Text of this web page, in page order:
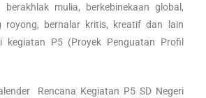
mulia, berkebinekaan global,
royong, bernalar kritis, kreatif dan lain
kegiatan P5 (Proyek Penguatan Profil
Rencana Kegiatan P5 SD Negeri